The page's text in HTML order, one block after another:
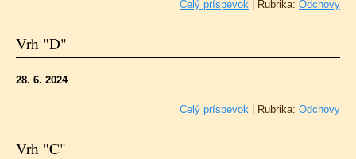
Celý príspevok Rubrika: Odchovy
Vrh "D"
28. 6. 2024
Celý príspevok Rubrika: Odchovy
Vrh "C"